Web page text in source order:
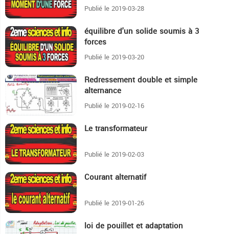
Publié le 2019-03-28
39:4 équilibre d'un solide soumis à 3
forces
Publié le 2019-03-20
9:55 Redressement double et simple
alternance
Publié le 2019-02-16
14:49 Le transformateur
Publié le 2019-02-03
36:51 Courant alternatif
Publié le 2019-01-26
12 loi de pouillet et adaptation